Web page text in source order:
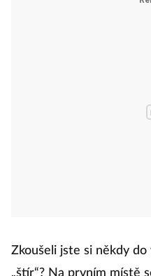
Zkoušeli jste si někdy
„štír“? Na prvním místě